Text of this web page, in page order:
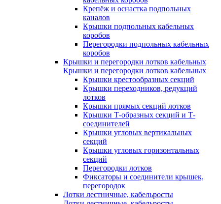
Крепёж и оснастка подпольных
каналов
Крышки подпольных кабельных
коробов
Перегородки подпольных кабельных
коробов
Крышки и перегородки лотков кабельных
Крышки и перегородки лотков кабельных
Крышки крестообразных секций
Крышки переходников, редукций
лотков
Крышки прямых секций лотков
Крышки Т-образных секций и Т-
соединителей
Крышки угловых вертикальных
секций
Крышки угловых горизонтальных
секций
Перегородки лотков
Фиксаторы и соединители крышек,
перегородок
Лотки лестничные, кабельросты